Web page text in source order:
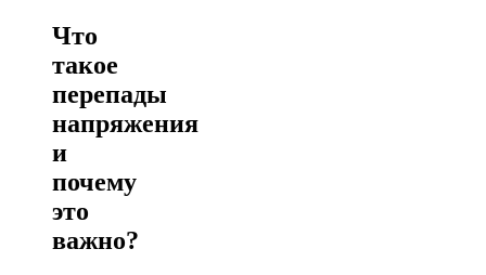
Что
такое
перепады
напряжения
и
почему
это
важно?